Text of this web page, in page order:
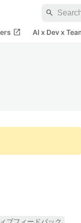
search
open_in_new AI x Dev x
ブフィードバック